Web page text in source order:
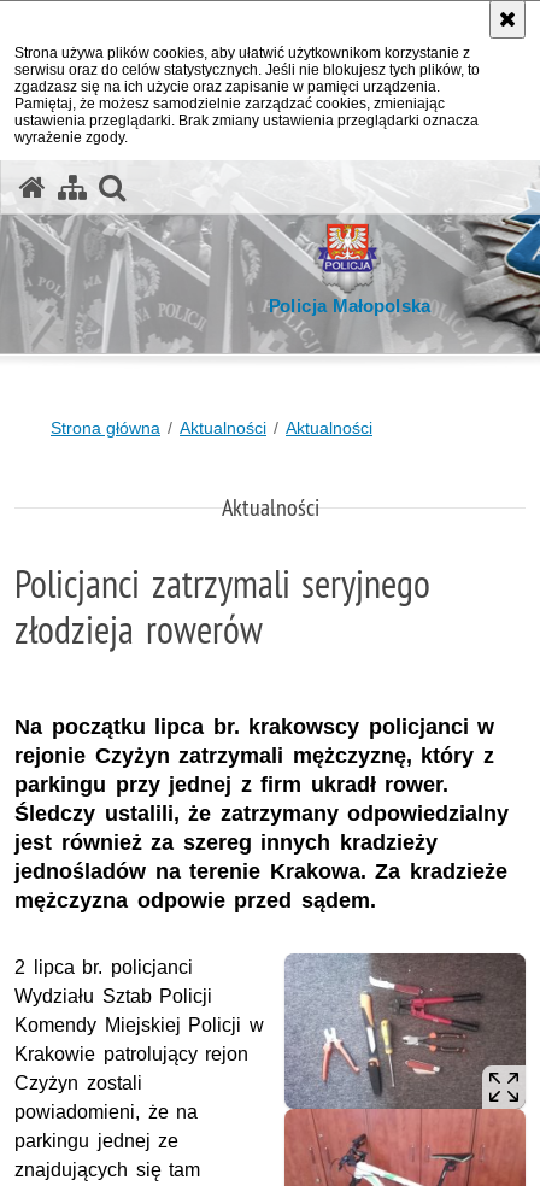
Strona używa plików cookies, aby ułatwić użytkownikom korzystanie z
serwisu oraz do celów statystycznych. Jeśli nie blokujesz tych plików, to
zgadzasz się na ich użycie oraz zapisanie w pamięci urządzenia.
Pamiętaj, że możesz samodzielnie zarządzać cookies, zmieniając
ustawienia przeglądarki. Brak zmiany ustawienia przeglądarki oznacza
wyrażenie zgody.
Policja Małopolska
Strona główna Aktualności Aktualności
Aktualności
Policjanci zatrzymali seryjnego
złodzieja rowerów
Na początku lipca br. krakowscy policjanci w
rejonie Czyżyn zatrzymali mężczyznę, który z
parkingu przy jednej z firm ukradł rower.
Śledczy ustalili, że zatrzymany odpowiedzialny
jest również za szereg innych kradzieży
jednośladów na terenie Krakowa. Za kradzieże
mężczyzna odpowie przed sądem.
2 lipca br. policjanci
Wydziału Sztab Policji
Komendy Miejskiej Policji w
Krakowie patrolujący rejon
Czyżyn zostali
powiadomieni, że na
parkingu jednej ze
znajdujących się tam